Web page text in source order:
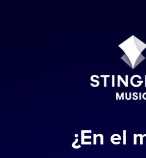
¿En el